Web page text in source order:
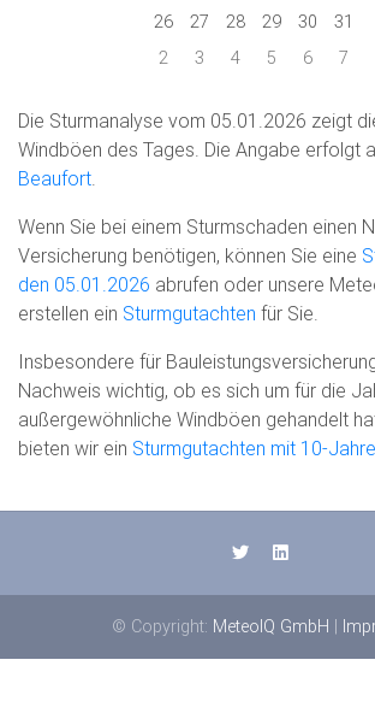
26
27 28 29 30 31
2
3 4 5 6 7
Die Sturmanalyse vom 05.01.2026 zeigt
Windböen des Tages. Die Angabe erfolgt
Beaufort
Wenn Sie bei einem Sturmschaden einen
Versicherung benötigen, können Sie eine
den 05.01.2026 abrufen oder unsere
erstellen ein Sturmgutachten für Sie.
Insbesondere für
Nachweis wichtig, ob es sich um für die
außergewöhnliche Windböen gehandelt
bieten wir ein Sturmgutachten mit 10-
© Copyright: MeteoIQ GmbH |